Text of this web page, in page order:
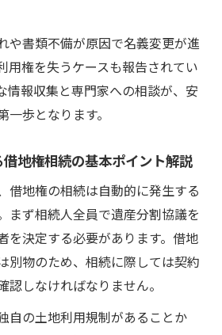
際に名義変更料が発生するケ
変更料が不要となる原則の解
名義変更料トラブルを防ぐポ
有無を確認するための具体的
に地主への確認事項と注意点
方へ借地権相続の基本
地主へ連絡する際の注意点
や書類不備が原因で名義変更が進
用権を失うケースも報告されてい
情報収集と専門家への相談が、安
歩となります。
地権相続の基本ポイント解説
借地権の相続は自動的に発生する
まず相続人全員で遺産分割協議を
を決定する必要があります。借地
別物のため、相続に際しては契約
認しなければなりません。
自の土地利用規制があることか